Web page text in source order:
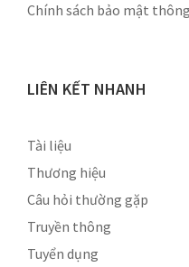
Chính sách bảo mật
LIÊN KẾT NHANH
Tài liệu
Thương hiệu
Câu hỏi thường gặp
Truyền thông
Tuyển dụng